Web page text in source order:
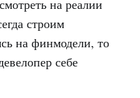
на реалии
строим
на финмодели, то
себе